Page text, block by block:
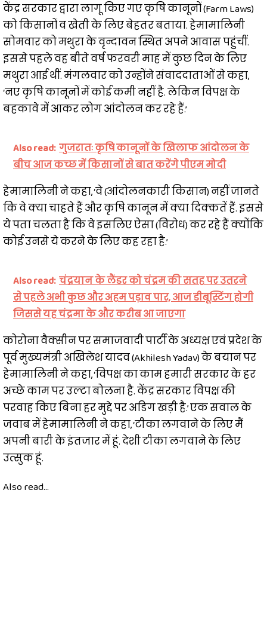
केंद्र सरकार द्वारा लागू किए गए कृषि कानूनों (Farm Laws)
को किसानों व खेती के लिए बेहतर बताया. हेमामालिनी
सोमवार को मथुरा के वृन्दावन स्थित अपने आवास पहुंचीं.
इससे पहले वह बीते वर्ष फरवरी माह में कुछ दिन के लिए
मथुरा आई थीं. मंगलवार को उन्होंने संवाददाताओं से कहा,
‘नए कृषि कानूनों में कोई कमी नहीं है. लेकिन विपक्ष के
बहकावे में आकर लोग आंदोलन कर रहे हैं.’
Also read: गुजरातः कृषि कानूनों के खिलाफ आंदोलन के
बीच आज कच्छ में किसानों से बात करेंगे पीएम मोदी
हेमामालिनी ने कहा, ‘वे (आंदोलनकारी किसान) नहीं जानते
कि वे क्या चाहते हैं और कृषि कानून में क्या दिक्कतें हैं. इससे
ये पता चलता है कि वे इसलिए ऐसा (विरोध) कर रहे हैं क्योंकि
कोई उनसे ये करने के लिए कह रहा है.’
Also read: चंद्रयान के लैंडर को चंद्रम की सतह पर उतरने
से पहले अभी कुछ और अहम पड़ाव पार, आज डीबूस्टिंग होगी
जिससे यह चंद्रमा के और करीब आ जाएगा
कोरोना वैक्सीन पर समाजवादी पार्टी के अध्यक्ष एवं प्रदेश के
पूर्व मुख्यमंत्री अखिलेश यादव (Akhilesh Yadav) के बयान पर
हेमामालिनी ने कहा, ‘विपक्ष का काम हमारी सरकार के हर
अच्छे काम पर उल्टा बोलना है. केंद्र सरकार विपक्ष की
परवाह किए बिना हर मुद्दे पर अडिग खड़ी है.’ एक सवाल के
जवाब में हेमामालिनी ने कहा, ‘टीका लगवाने के लिए मैं
अपनी बारी के इंतजार में हूं. देशी टीका लगवाने के लिए
उत्सुक हूं.
Also read...